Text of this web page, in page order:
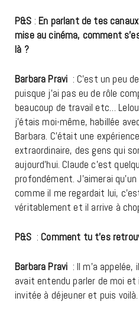
P&S : En parlant de tes
mise au cinéma, comment
là ?
Barbara Pravi : C’est un peu
puisque j’ai pas eu de rôle
beaucoup de travail etc…
j’étais moi-même, habillée
Barbara. C’était une
extraordinaire, des gens qui
aujourd’hui. Claude c’est
profondément. J’aimerai
comme il me regardait lui,
véritablement et il arrive à
P&S : Comment tu t’es
Barbara Pravi : Il m’a appelée,
avait entendu parler de moi et
invitée à déjeuner et puis voilà.